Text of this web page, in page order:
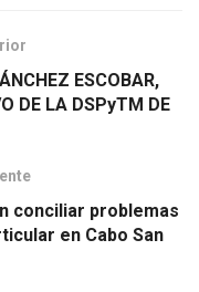
ESCOBAR,
DE LA DSPyTM DE
conciliar problemas
en Cabo San